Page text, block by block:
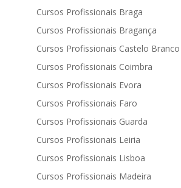
Cursos Profissionais Braga
Cursos Profissionais Bragança
Cursos Profissionais Castelo Branco
Cursos Profissionais Coimbra
Cursos Profissionais Evora
Cursos Profissionais Faro
Cursos Profissionais Guarda
Cursos Profissionais Leiria
Cursos Profissionais Lisboa
Cursos Profissionais Madeira